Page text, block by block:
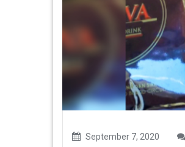
September 7, 2020